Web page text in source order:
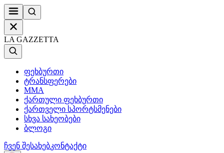
LA GAZZETTA
ფეხბურთი
ტრანსფერები
MMA
ქართული ფეხბურთი
ქართველი სპორტსმენები
სხვა სახეობები
ბლოგი
ჩვენ შესახებკონტაქტი